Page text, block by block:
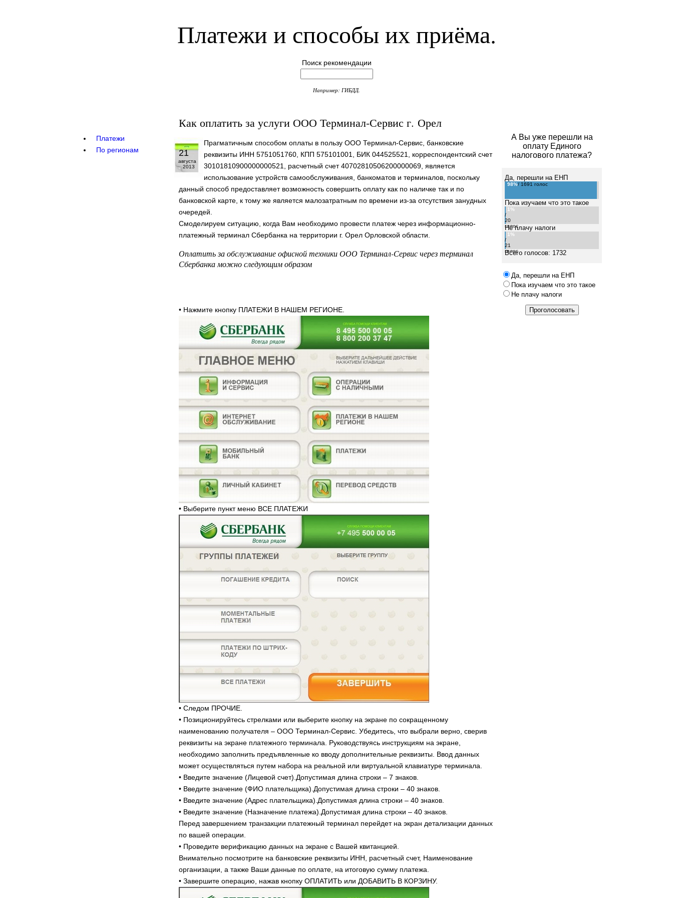
Платежи и способы их приёма.
Поиск рекомендации
Например: ГИБДД.
Платежи
По регионам
А Вы уже перешли на
оплату Единого
налогового платежа?
Да, перешли на ЕНП
98%/ 1691 голос
Пока изучаем что это такое
1%
/
20
голос
Не плачу налоги
1%
/
21
голос
Всего голосов: 1732
Да, перешли на ЕНП
Пока изучаем что это такое
Не плачу налоги
Как оплатить за услуги ООО Терминал-Сервис г. Орел
21
августа
2013
Прагматичным способом оплаты в пользу ООО Терминал-Сервис, банковские
реквизиты ИНН 5751051760, КПП 575101001, БИК 044525521, корреспондентский счет
30101810900000000521, расчетный счет 40702810506200000069, является
использование устройств самообслуживания, банкоматов и терминалов, поскольку
данный способ предоставляет возможность совершить оплату как по наличке так и по
банковской карте, к тому же является малозатратным по времени из-за отсутствия занудных
очередей.
Смоделируем ситуацию, когда Вам необходимо провести платеж через информационно-
платежный терминал Сбербанка на территории г. Орел Орловской области.
Оплатить за обслуживание офисной техники ООО Терминал-Сервис через терминал
Сбербанка можно следующим образом
• Нажмите кнопку ПЛАТЕЖИ В НАШЕМ РЕГИОНЕ.
• Выберите пункт меню ВСЕ ПЛАТЕЖИ
• Следом ПРОЧИЕ.
• Позиционируйтесь стрелками или выберите кнопку на экране по сокращенному
наименованию получателя – ООО Терминал-Сервис. Убедитесь, что выбрали верно, сверив
реквизиты на экране платежного терминала. Руководствуясь инструкциям на экране,
необходимо заполнить предъявленные ко вводу дополнительные реквизиты. Ввод данных
может осуществляться путем набора на реальной или виртуальной клавиатуре терминала.
• Введите значение (Лицевой счет).Допустимая длина строки – 7 знаков.
• Введите значение (ФИО плательщика).Допустимая длина строки – 40 знаков.
• Введите значение (Адрес плательщика).Допустимая длина строки – 40 знаков.
• Введите значение (Назначение платежа).Допустимая длина строки – 40 знаков.
Перед завершением транзакции платежный терминал перейдет на экран детализации данных
по вашей операции.
• Проведите верификацию данных на экране с Вашей квитанцией.
Внимательно посмотрите на банковские реквизиты ИНН, расчетный счет, Наименование
организации, а также Ваши данные по оплате, на итоговую сумму платежа.
• Завершите операцию, нажав кнопку ОПЛАТИТЬ или ДОБАВИТЬ В КОРЗИНУ.